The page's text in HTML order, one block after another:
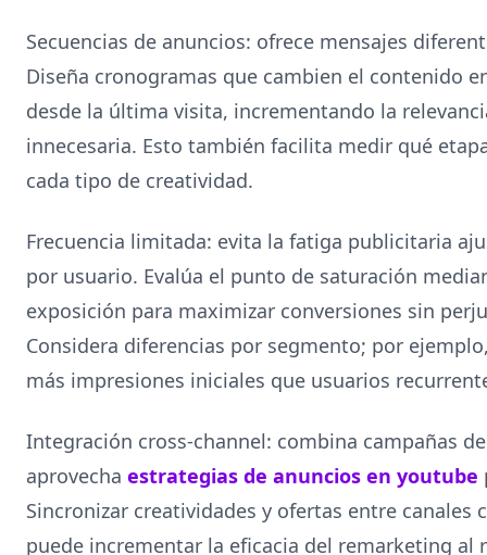
Secuencias de anuncios: ofrece mensajes
Diseña cronogramas que cambien el contenido
desde la última visita, incrementando la
innecesaria. Esto también facilita medir qué
cada tipo de creatividad.
Frecuencia limitada: evita la fatiga publicitaria
por usuario. Evalúa el punto de saturación
exposición para maximizar conversiones sin
Considera diferencias por segmento; por
más impresiones iniciales que usuarios
Integración cross-channel: combina campañas
aprovecha estrategias de anuncios en youtube
Sincronizar creatividades y ofertas entre canales
puede incrementar la eficacia del remarketing al